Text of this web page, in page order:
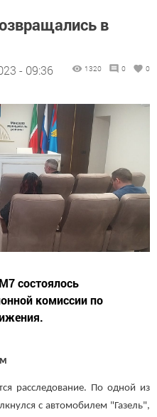
в
- 09:36 1320 0 0
состоялось
комиссии по
расследование. По одной из
с автомобилем "Газель",